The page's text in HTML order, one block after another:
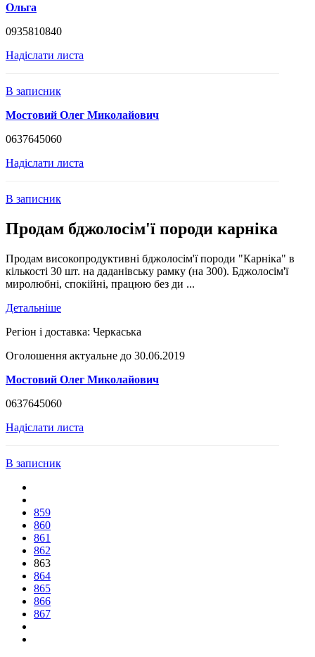
Ольга
0935810840
Надіслати листа
В записник
Мостовий Олег Миколайович
0637645060
Надіслати листа
В записник
Продам бджолосім'ї породи карніка
Продам високопродуктивні бджолосім'ї породи "Карніка" в
кількості 30 шт. на даданівську рамку (на 300). Бджолосім'ї
миролюбні, спокійні, працюю без ди ...
Детальніше
Регіон і доставка: Черкаська
Оголошення актуальне до 30.06.2019
Мостовий Олег Миколайович
0637645060
Надіслати листа
В записник
859
860
861
862
863
864
865
866
867